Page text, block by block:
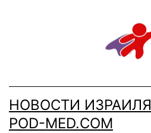
НОВОСТИ ИЗРАИЛЯ
POD-MED.COM